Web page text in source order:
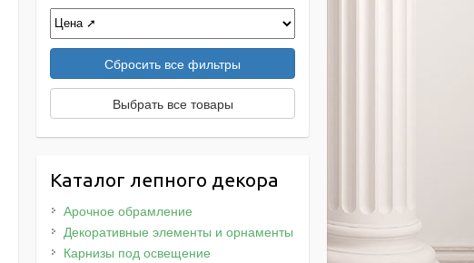
Сбросить все фильтры
Выбрать все товары
Каталог лепного декора
Арочное обрамление
Декоративные элементы и орнаменты
Карнизы под освещение